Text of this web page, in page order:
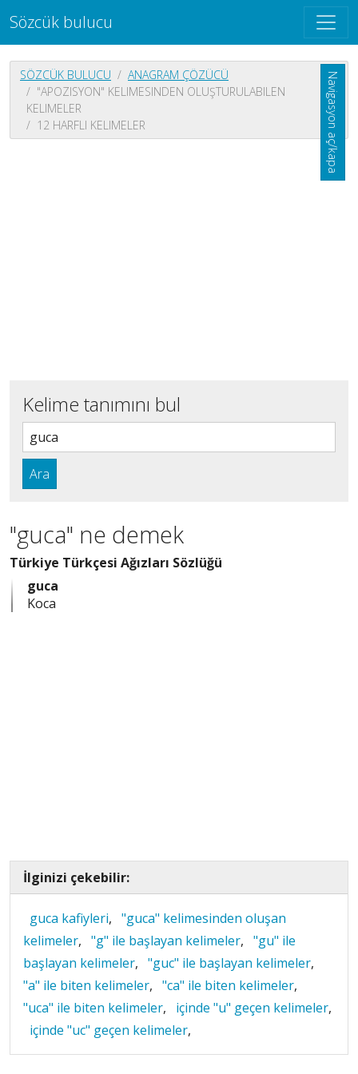
Sözcük bulucu
Navigasyon aç/kapa
SÖZCÜK BULUCU
ANAGRAM ÇÖZÜCÜ
"APOZISYON" KELIMESINDEN OLUŞTURULABILEN
KELIMELER
12 HARFLI KELIMELER
Kelime tanımını bul
Ara
"guca" ne demek
Türkiye Türkçesi Ağızları Sözlüğü
guca
Koca
İlginizi çekebilir:
guca kafiyleri, "guca" kelimesinden oluşan
kelimeler, "g" ile başlayan kelimeler, "gu" ile
başlayan kelimeler, "guc" ile başlayan kelimeler,
"a" ile biten kelimeler, "ca" ile biten kelimeler,
"uca" ile biten kelimeler, içinde "u" geçen kelimeler,
içinde "uc" geçen kelimeler,